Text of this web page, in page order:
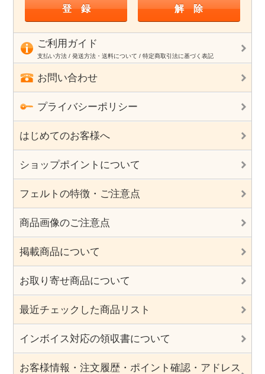
ご利用ガイド
支払い方法 / 発送方法・送料について / 特定商取引法に基づく表記
お問い合わせ
プライバシーポリシー
はじめてのお客様へ
ショップポイントについて
フェルトの特徴・ご注意点
商品画像のご注意点
掲載商品について
お取り寄せ商品について
最近チェックした商品リスト
インボイス対応の領収書について
お客様情報・注文履歴・ポイント確認・アドレス